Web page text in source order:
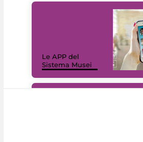
Le APP del
Sistema Musei